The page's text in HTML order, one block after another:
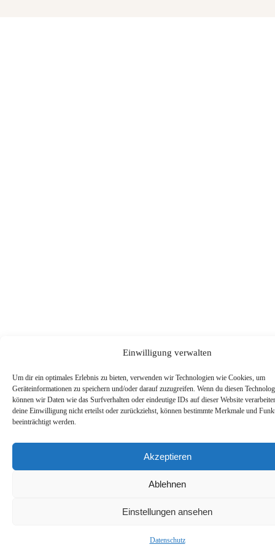
Einwilligung verwalten
Um dir ein optimales Erlebnis zu bieten, verwenden wir Technologien wie Cookies, um
Geräteinformationen zu speichern und/oder darauf zuzugreifen. Wenn du diesen
können wir Daten wie das Surfverhalten oder eindeutige IDs auf dieser Website
deine Einwilligung nicht erteilst oder zurückziehst, können bestimmte Merkmale und
beeinträchtigt werden.
Akzeptieren
Ablehnen
Einstellungen ansehen
Daten­schutz